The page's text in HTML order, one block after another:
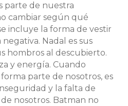
parte de nuestra
cambiar según qué
incluye la forma de vestir
Nadal es sus
hombros al descubierto.
y energía. Cuando
parte de nosotros, es
y la falta de
nosotros. Batman no